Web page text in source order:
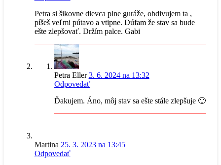
Petra si šikovne dievca plne guráže, obdivujem ta ,
píšeš veľmi pútavo a vtipne. Dúfam že stav sa bude
ešte zlepšovať. Držím palce. Gabi
Petra Eller 3. 6. 2024 na 13:32
Odpovedať
Ďakujem. Áno, môj stav sa ešte stále zlepšuje 🙂
Martina 25. 3. 2023 na 13:45
Odpovedať